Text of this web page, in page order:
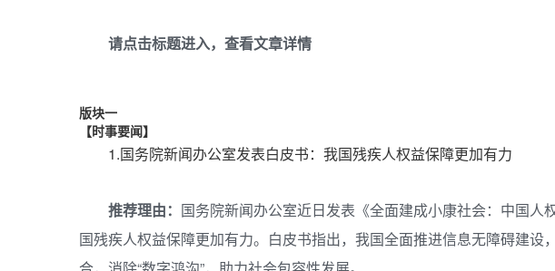
请点击标题进入，查看文章详情
版块一
【时事要闻】
1.国务院新闻办公室发表白皮书：我国残疾人权益保障更加有力
推荐理由： 国务院新闻办公室近日发表《全面建成小康社会：中国人
国残疾人权益保障更加有力。白皮书指出，我国全面推进信息无障碍建设